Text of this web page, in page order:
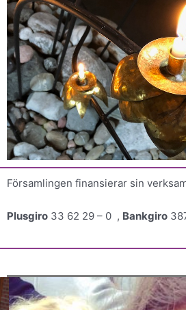
Församlingen finansierar sin
Plusgiro 33 62 29 – 0 , Bankgiro
F
ö
N
ä